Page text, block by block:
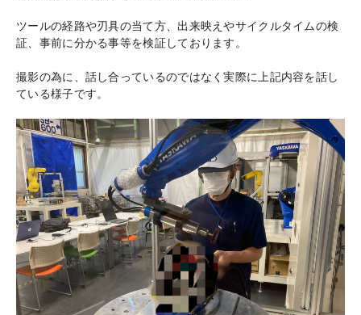
ツールの経路や刃具の当て方、出来映えやサイクルタイムの検
証、事前に分かる事等を検証しております。
撮影の為に、話し合っているのではなく実際に上記内容を話し
ている様子です。